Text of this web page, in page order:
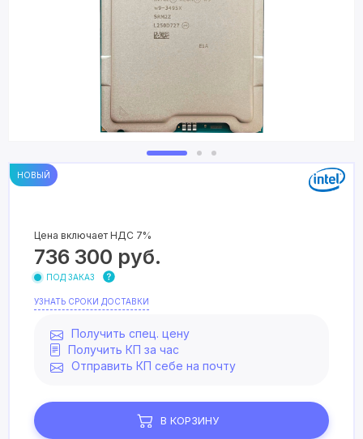
НОВЫЙ
Цена включает НДС 7%
736 300 руб.
ПОД ЗАКАЗ
УЗНАТЬ СРОКИ ДОСТАВКИ
Получить спец. цену
Получить КП за час
Отправить КП себе на почту
В КОРЗИНУ